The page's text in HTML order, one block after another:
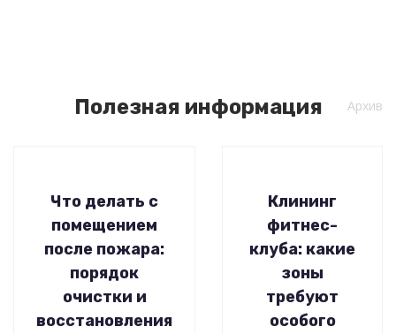
Полезная информация Архив
Что делать с
помещением
после пожара:
порядок
очистки и
восстановления
Клининг
фитнес-
клуба: какие
зоны
требуют
особого